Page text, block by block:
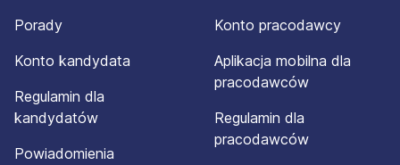
Porady
Konto kandydata
Regulamin dla
kandydatów
Powiadomienia
Konto pracodawcy
Aplikacja mobilna dla
pracodawców
Regulamin dla
pracodawców